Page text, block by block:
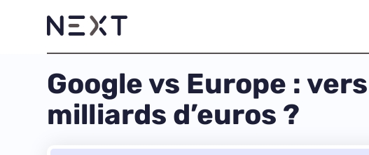
Google vs Europe :
milliards d’euros ?